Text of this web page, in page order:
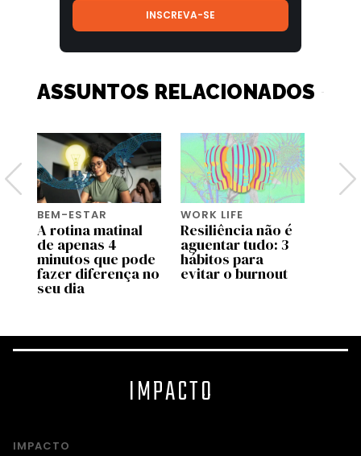
ASSUNTOS RELACIONADOS
BEM-ESTAR
A rotina matinal
de apenas 4
minutos que pode
fazer diferença no
seu dia
WORK LIFE
Resiliência não é
aguentar tudo: 3
hábitos para
evitar o burnout
IMPACTO
IMPACTO